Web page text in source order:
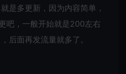
是多更新，因为内容简单，
吧，一般开始就是200左右
后面再发流量就多了。